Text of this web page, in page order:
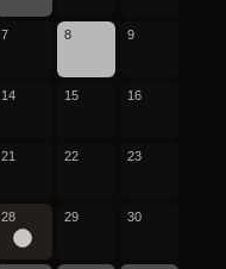
7 8 9
14 15 16
21 22 23
28 29 30